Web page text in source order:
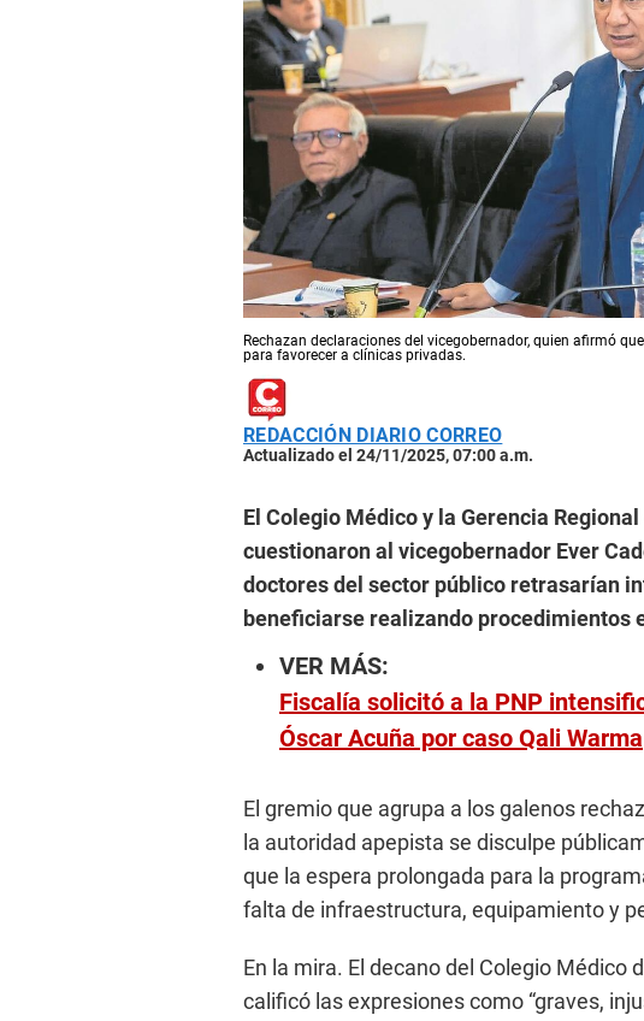
Rechazan declaraciones del vicegobernador, quien afirmó
para favorecer a clínicas privadas.
REDACCIÓN DIARIO CORREO
Actualizado el 24/11/2025, 07:00 a.m.
El Colegio Médico y la Gerencia
cuestionaron al vicegobernador Ever
doctores del sector público retrasarían
beneficiarse realizando procedimientos
VER MÁS:
Fiscalía solicitó a la PNP
Óscar Acuña por caso Qali Warma
El gremio que agrupa a los galenos
la autoridad apepista se disculpe
que la espera prolongada para la
falta de infraestructura, equipamiento y
En la mira. El decano del Colegio Médico
calificó las expresiones como “graves,